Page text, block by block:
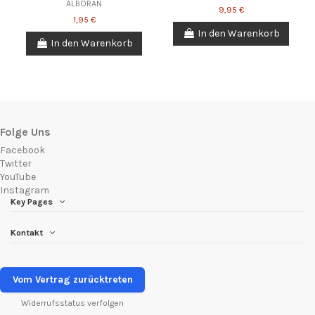
ALBORAN
1,95 €
In den Warenkorb
9,95 €
In den Warenkorb
Folge Uns
Facebook
Twitter
YouTube
Instagram
Key Pages
Kontakt
Vom Vertrag zurücktreten
Widerrufsstatus verfolgen